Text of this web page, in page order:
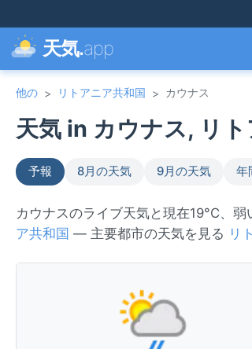
天気.app
他の > リトアニア共和国 > カウナス
天気 in カウナス, リ
予報 8月の天気 9月の天気 年
カウナスのライブ天気と現在19°C、
ア共和国 — 主要都市の天気を見る リ